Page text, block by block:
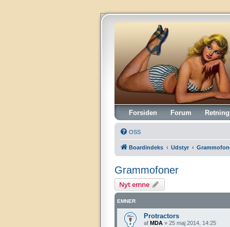
Vintagehifi.dk
Forsiden Forum
OSS
Boardindeks Udstyr
Grammofoner
Nyt emne
EMNER
Protractors
af MDA » 25 maj 2014, 14:25